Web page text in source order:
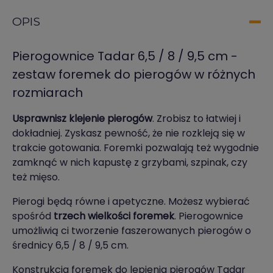
OPIS
Pierogownice Tadar 6,5 / 8 / 9,5 cm -
zestaw foremek do pierogów w różnych
rozmiarach
Usprawnisz klejenie pierogów. Zrobisz to łatwiej i
dokładniej. Zyskasz pewność, że nie rozkleją się w
trakcie gotowania. Foremki pozwalają też wygodnie
zamknąć w nich kapustę z grzybami, szpinak, czy
też mięso.
Pierogi będą równe i apetyczne. Możesz wybierać
spośród trzech wielkości foremek. Pierogownice
umożliwią ci tworzenie faszerowanych pierogów o
średnicy 6,5 / 8 / 9,5 cm.
Konstrukcja foremek do lepienia pierogów Tadar